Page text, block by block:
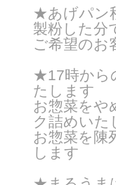
★あげパン
製粉した分
ご希望のお
★17時から
たします
お惣菜をや
ク詰めいた
お惣菜を陳
します